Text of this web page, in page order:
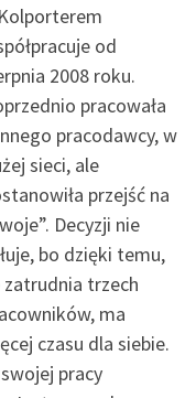
od
2008 roku.
pracowała
pracodawcy, w
sieci, ale
przejść na
Decyzji nie
bo dzięki temu,
zatrudnia trzech
ma
czasu dla siebie.
pracy